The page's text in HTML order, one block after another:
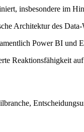
insbesondere im
Architektur des Data-
Power BI und
Reaktionsfähigkeit